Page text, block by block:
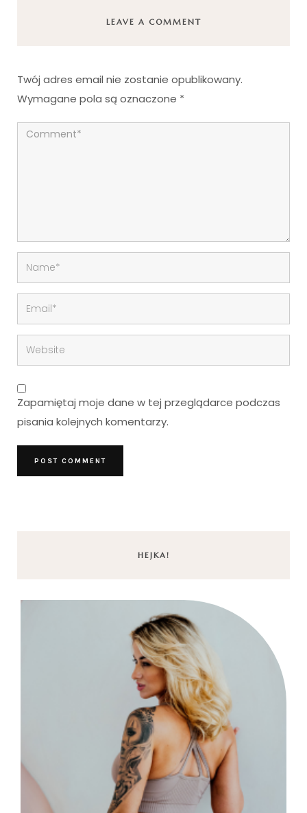
LEAVE A COMMENT
Twój adres email nie zostanie opublikowany.
Wymagane pola są oznaczone *
Zapamiętaj moje dane w tej przeglądarce podczas
pisania kolejnych komentarzy.
HEJKA!